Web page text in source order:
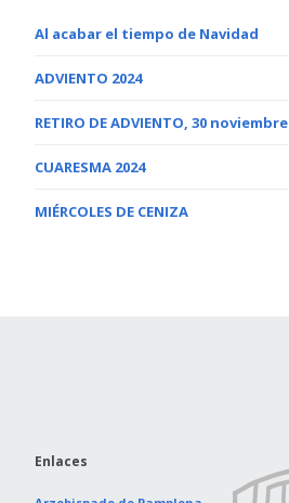
Al acabar el tiempo de Navidad
ADVIENTO 2024
RETIRO DE ADVIENTO, 30 noviembre
CUARESMA 2024
MIÉRCOLES DE CENIZA
Enlaces